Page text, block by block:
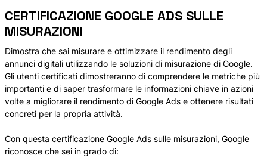
CERTIFICAZIONE GOOGLE ADS SULLE
MISURAZIONI
Dimostra che sai misurare e ottimizzare il rendimento degli
annunci digitali utilizzando le soluzioni di misurazione di Google.
Gli utenti certificati dimostreranno di comprendere le metriche più
importanti e di saper trasformare le informazioni chiave in azioni
volte a migliorare il rendimento di Google Ads e ottenere risultati
concreti per la propria attività.
Con questa certificazione Google Ads sulle misurazioni, Google
riconosce che sei in grado di: